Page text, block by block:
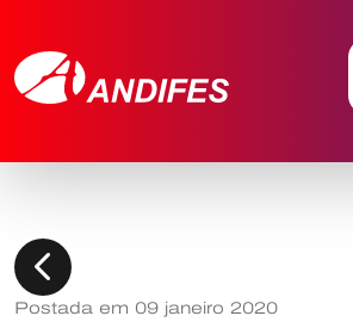
chevron_left
Postada em 09 janeiro 2020